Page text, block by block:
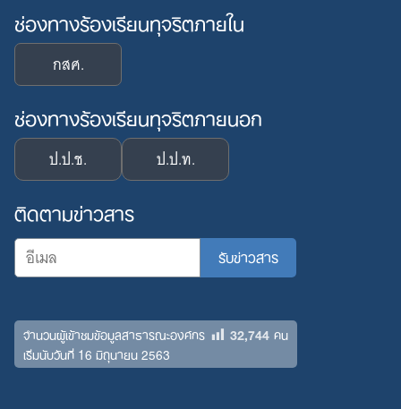
ช่องทางร้องเรียนทุจริตภายใน
กสศ.
ช่องทางร้องเรียนทุจริตภายนอก
ป.ป.ช. ป.ป.ท.
ติดตามข่าวสาร
จำนวนผู้เข้าชมข้อมูลสาธารณะองค์กร 32,744คน
เริ่มนับวันที่ 16 มิถุนายน 2563